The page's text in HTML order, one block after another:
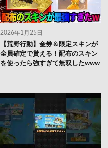
2026年1月25日
【荒野行動】金券＆限定スキンが
全員確定で貰える！配布のスキン
を使ったら強すぎて無双したwww